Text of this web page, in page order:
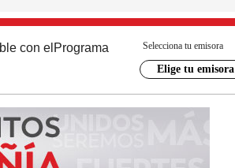
con el Programa Selecciona tu emisora
Elige tu emisora